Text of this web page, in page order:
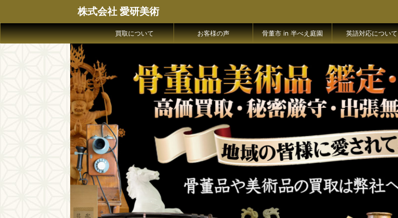
株式会社 愛研美術
買取について お客様の声 骨董市 in 半べえ庭園 英語対応について